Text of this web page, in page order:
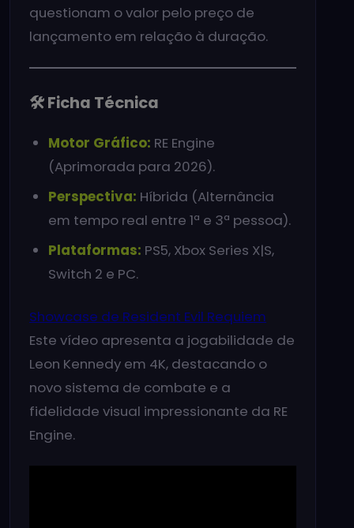
questionam o valor pelo preço de
lançamento em relação à duração.
🛠️ Ficha Técnica
Motor Gráfico: RE Engine
(Aprimorada para 2026).
Perspectiva: Híbrida (Alternância
em tempo real entre 1ª e 3ª pessoa).
Plataformas: PS5, Xbox Series X|S,
Switch 2 e PC.
Showcase de Resident Evil Requiem
Este vídeo apresenta a jogabilidade de
Leon Kennedy em 4K, destacando o
novo sistema de combate e a
fidelidade visual impressionante da RE
Engine.